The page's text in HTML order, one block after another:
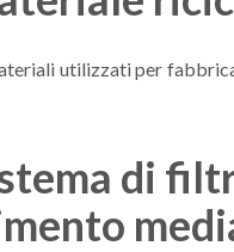
utilizzati per
di